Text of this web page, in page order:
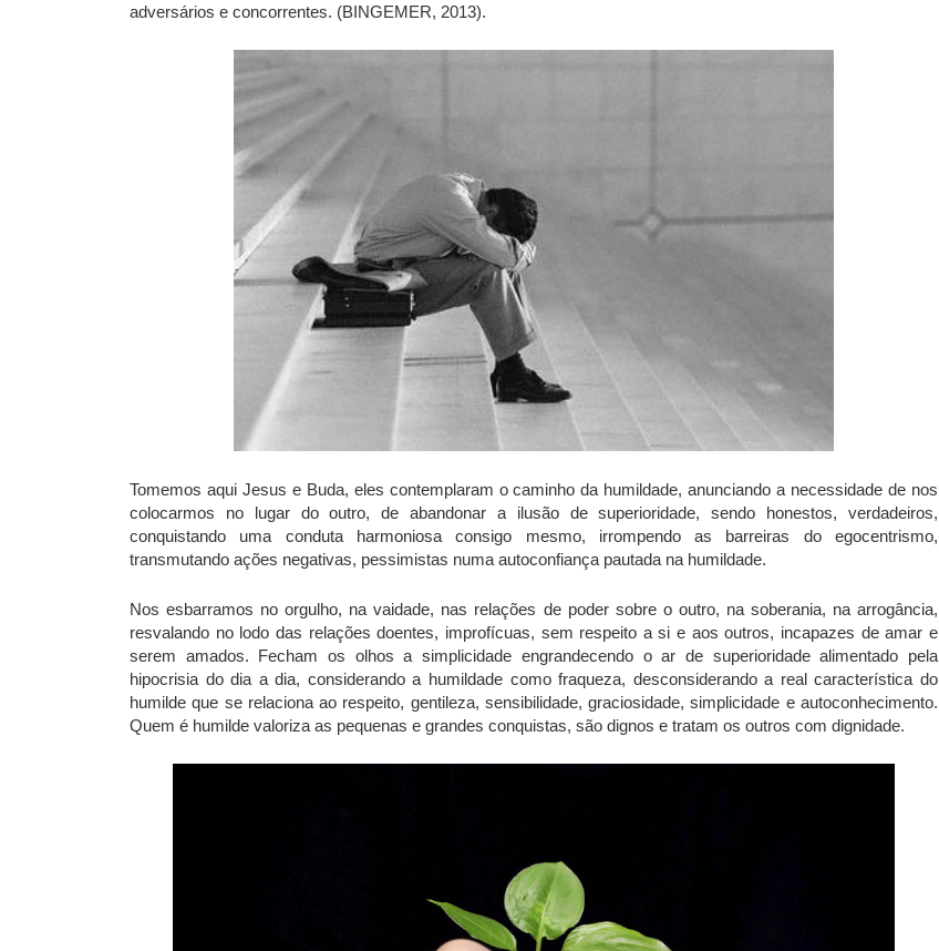
adversários e concorrentes. (BINGEMER, 2013).
Tomemos aqui Jesus e Buda, eles contemplaram o caminho da humildade, anunciando a necessidade de nos
colocarmos no lugar do outro, de abandonar a ilusão de superioridade, sendo honestos, verdadeiros,
conquistando uma conduta harmoniosa consigo mesmo, irrompendo as barreiras do egocentrismo,
transmutando ações negativas, pessimistas numa autoconfiança pautada na humildade.
Nos esbarramos no orgulho, na vaidade, nas relações de poder sobre o outro, na soberania, na arrogância,
resvalando no lodo das relações doentes, improfícuas, sem respeito a si e aos outros, incapazes de amar e
serem amados. Fecham os olhos a simplicidade engrandecendo o ar de superioridade alimentado pela
hipocrisia do dia a dia, considerando a humildade como fraqueza, desconsiderando a real característica do
humilde que se relaciona ao respeito, gentileza, sensibilidade, graciosidade, simplicidade e autoconhecimento.
Quem é humilde valoriza as pequenas e grandes conquistas, são dignos e tratam os outros com dignidade.